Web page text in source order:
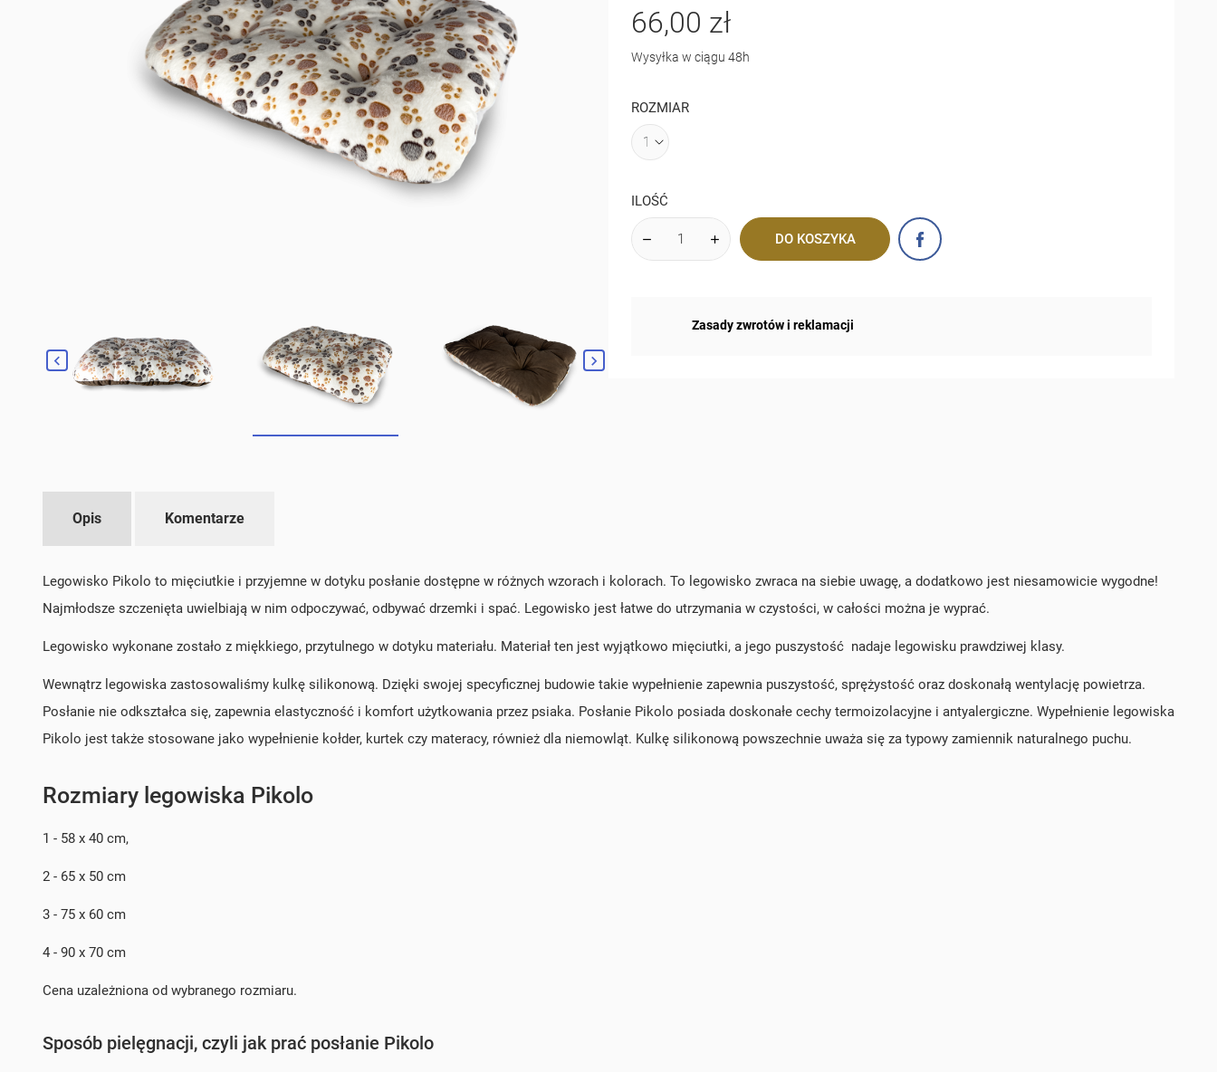
 
66,00 zł
Wysyłka w ciągu 48h
ROZMIAR
ILOŚĆ
DO KOSZYKA
Zasady zwrotów i reklamacji
Opis Komentarze
Legowisko Pikolo to mięciutkie i przyjemne w dotyku posłanie dostępne w różnych wzorach i kolorach. To legowisko zwraca na siebie uwagę, a dodatkowo jest niesamowicie wygodne!
Najmłodsze szczenięta uwielbiają w nim odpoczywać, odbywać drzemki i spać. Legowisko jest łatwe do utrzymania w czystości, w całości można je wyprać.
Legowisko wykonane zostało z miękkiego, przytulnego w dotyku materiału. Materiał ten jest wyjątkowo mięciutki, a jego puszystość nadaje legowisku prawdziwej klasy.
Wewnątrz legowiska zastosowaliśmy kulkę silikonową. Dzięki swojej specyficznej budowie takie wypełnienie zapewnia puszystość, sprężystość oraz doskonałą wentylację powietrza.
Posłanie nie odkształca się, zapewnia elastyczność i komfort użytkowania przez psiaka. Posłanie Pikolo posiada doskonałe cechy termoizolacyjne i antyalergiczne. Wypełnienie legowiska
Pikolo jest także stosowane jako wypełnienie kołder, kurtek czy materacy, również dla niemowląt. Kulkę silikonową powszechnie uważa się za typowy zamiennik naturalnego puchu.
Rozmiary legowiska Pikolo
1 - 58 x 40 cm,
2 - 65 x 50 cm
3 - 75 x 60 cm
4 - 90 x 70 cm
Cena uzależniona od wybranego rozmiaru.
Sposób pielęgnacji, czyli jak prać posłanie Pikolo